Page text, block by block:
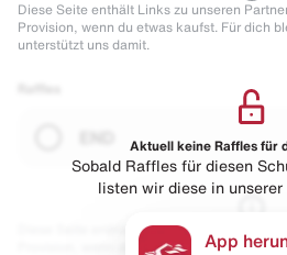
Diese Seite enthält Links zu unseren
Provision, wenn du etwas kaufst. Für dich
unterstützt uns damit.
Diese Seite enthält Links zu unseren
Provision, wenn du etwas kaufst. Für dich
Aktuell keine Raffles für
Sobald Raffles für diesen
listen wir diese in unserer
App